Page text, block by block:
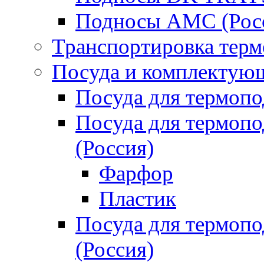
Подносы AMC
Транспортировка
Посуда и
Посуда для
Посуда для
(Россия)
Фарфор
Пластик
Посуда для
(Россия)